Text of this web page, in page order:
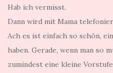
Hab ich vermisst.
Dann wird mit Mama
Ach es ist einfach so schön,
haben. Gerade, wenn man so
zumindest eine kleine